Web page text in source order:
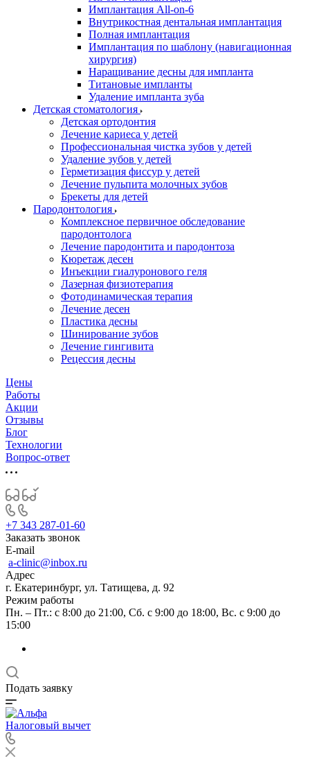
Имплантация All-on-6
Внутрикостная дентальная имплантация
Полная имплантация
Имплантация по шаблону (навигационная
хирургия)
Наращивание десны для импланта
Титановые импланты
Удаление импланта зуба
Детская стоматология
Детская ортодонтия
Лечение кариеса у детей
Профессиональная чистка зубов у детей
Удаление зубов у детей
Герметизация фиссур у детей
Лечение пульпита молочных зубов
Брекеты для детей
Пародонтология
Комплексное первичное обследование
пародонтолога
Лечение пародонтита и пародонтоза
Кюретаж десен
Инъекции гиалуронового геля
Лазерная физиотерапия
Фотодинамическая терапия
Лечение десен
Пластика десны
Шинирование зубов
Лечение гингивита
Рецессия десны
Цены
Работы
Акции
Отзывы
Блог
Технологии
Вопрос-ответ
+7 343 287-01-60
Заказать звонок
E-mail
a-clinic@inbox.ru
Адрес
г. Екатеринбург, ул. Татищева, д. 92
Режим работы
Пн. – Пт.: с 8:00 до 21:00, Сб. с 9:00 до 18:00, Вс. с 9:00 до
15:00
Подать заявку
Налоговый вычет